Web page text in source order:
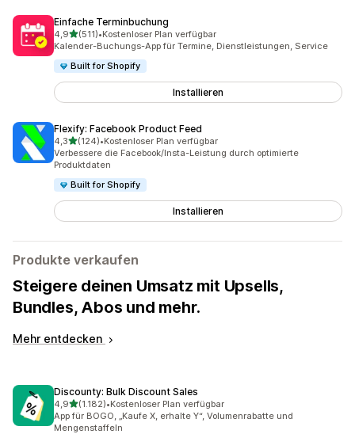
Einfache Terminbuchung
4,9von 5 Sternen
(511)
511 Rezensionen insgesamt
•Kostenloser Plan verfügbar
Kalender-Buchungs-App für Termine, Dienstleistungen, Service
Built for Shopify
Installieren
Flexify: Facebook Product Feed
4,3von 5 Sternen
(124)
124 Rezensionen insgesamt
•Kostenloser Plan verfügbar
Verbessere die Facebook/Insta-Leistung durch optimierte
Produktdaten
Built for Shopify
Installieren
Produkte verkaufen
Steigere deinen Umsatz mit Upsells,
Bundles, Abos und mehr.
Mehr entdecken
Discounty: Bulk Discount Sales
4,9von 5 Sternen
(1.182)
1182 Rezensionen insgesamt
•Kostenloser Plan verfügbar
App für BOGO, „Kaufe X, erhalte Y“, Volumenrabatte und
Mengenstaffeln